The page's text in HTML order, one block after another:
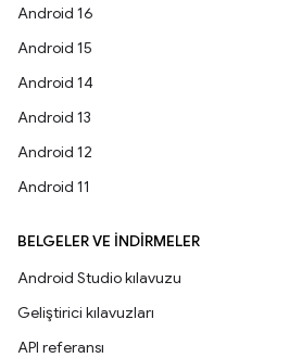
Android 16
Android 15
Android 14
Android 13
Android 12
Android 11
BELGELER VE İNDIRMELER
Android Studio kılavuzu
Geliştirici kılavuzları
API referansı